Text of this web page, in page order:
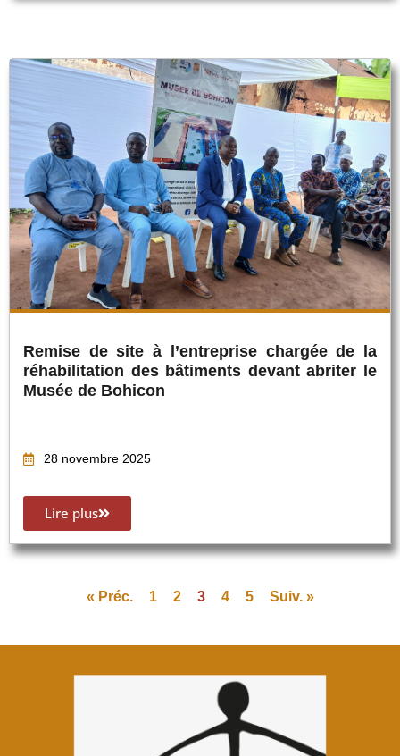
Remise de site à l’entreprise chargée de la
réhabilitation des bâtiments devant abriter le
Musée de Bohicon
28 novembre 2025
Lire plus
« Préc. 1 2 3 4 5 Suiv. »